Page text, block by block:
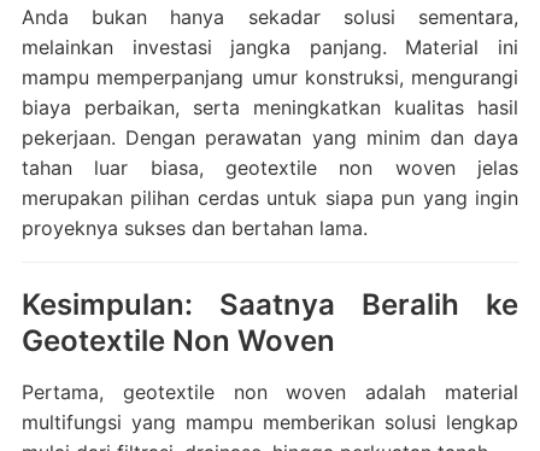
Anda bukan hanya sekadar solusi sementara,
melainkan investasi jangka panjang. Material ini
mampu memperpanjang umur konstruksi, mengurangi
biaya perbaikan, serta meningkatkan kualitas hasil
pekerjaan. Dengan perawatan yang minim dan daya
tahan luar biasa, geotextile non woven jelas
merupakan pilihan cerdas untuk siapa pun yang ingin
proyeknya sukses dan bertahan lama.
Kesimpulan: Saatnya Beralih ke
Geotextile Non Woven
Pertama, geotextile non woven adalah material
multifungsi yang mampu memberikan solusi lengkap